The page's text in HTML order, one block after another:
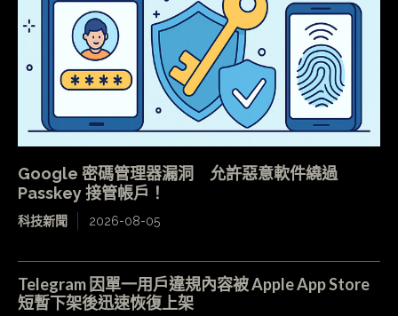
Google 密碼管理器漏洞 允許惡意軟件繞過
Passkey 接管帳戶！
科技新聞 2026-08-05
Telegram 因單一用戶違規內容被 Apple App Store
短暫下架後迅速恢復上架